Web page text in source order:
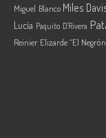
Miguel Blanco Miles
Lucía Paquito D'Rivera
Reinier Elizarde “El